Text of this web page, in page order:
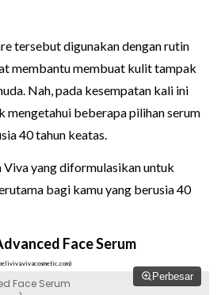
tersebut digunakan dengan rutin
membantu membuat kulit tampak
Nah, pada kesempatan kali ini
mengetahui beberapa pilihan serum
40 tahun keatas.
Viva yang diformulasikan untuk
bagi kamu yang berusia 40
Face Serum
Perbesar
Face Serum